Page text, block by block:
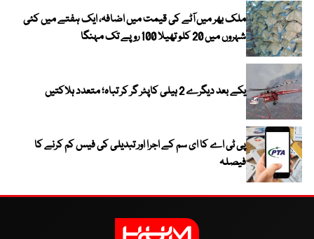
ملک بھر میں آٹے کی قیمت میں اضافہ، ایک ہفتے میں کئی
شہروں میں 20 کلو تھیلا 100 روپے تک مہنگا
یکے بعد دیگرے 2 ہیلی کاپٹر گر کر تباہ؛ متعدد ہلاکتیں
پی ٹی اے کا ای سم کے اجرا اور تبدیلی کی فیس کم کرنے کا
فیصلہ